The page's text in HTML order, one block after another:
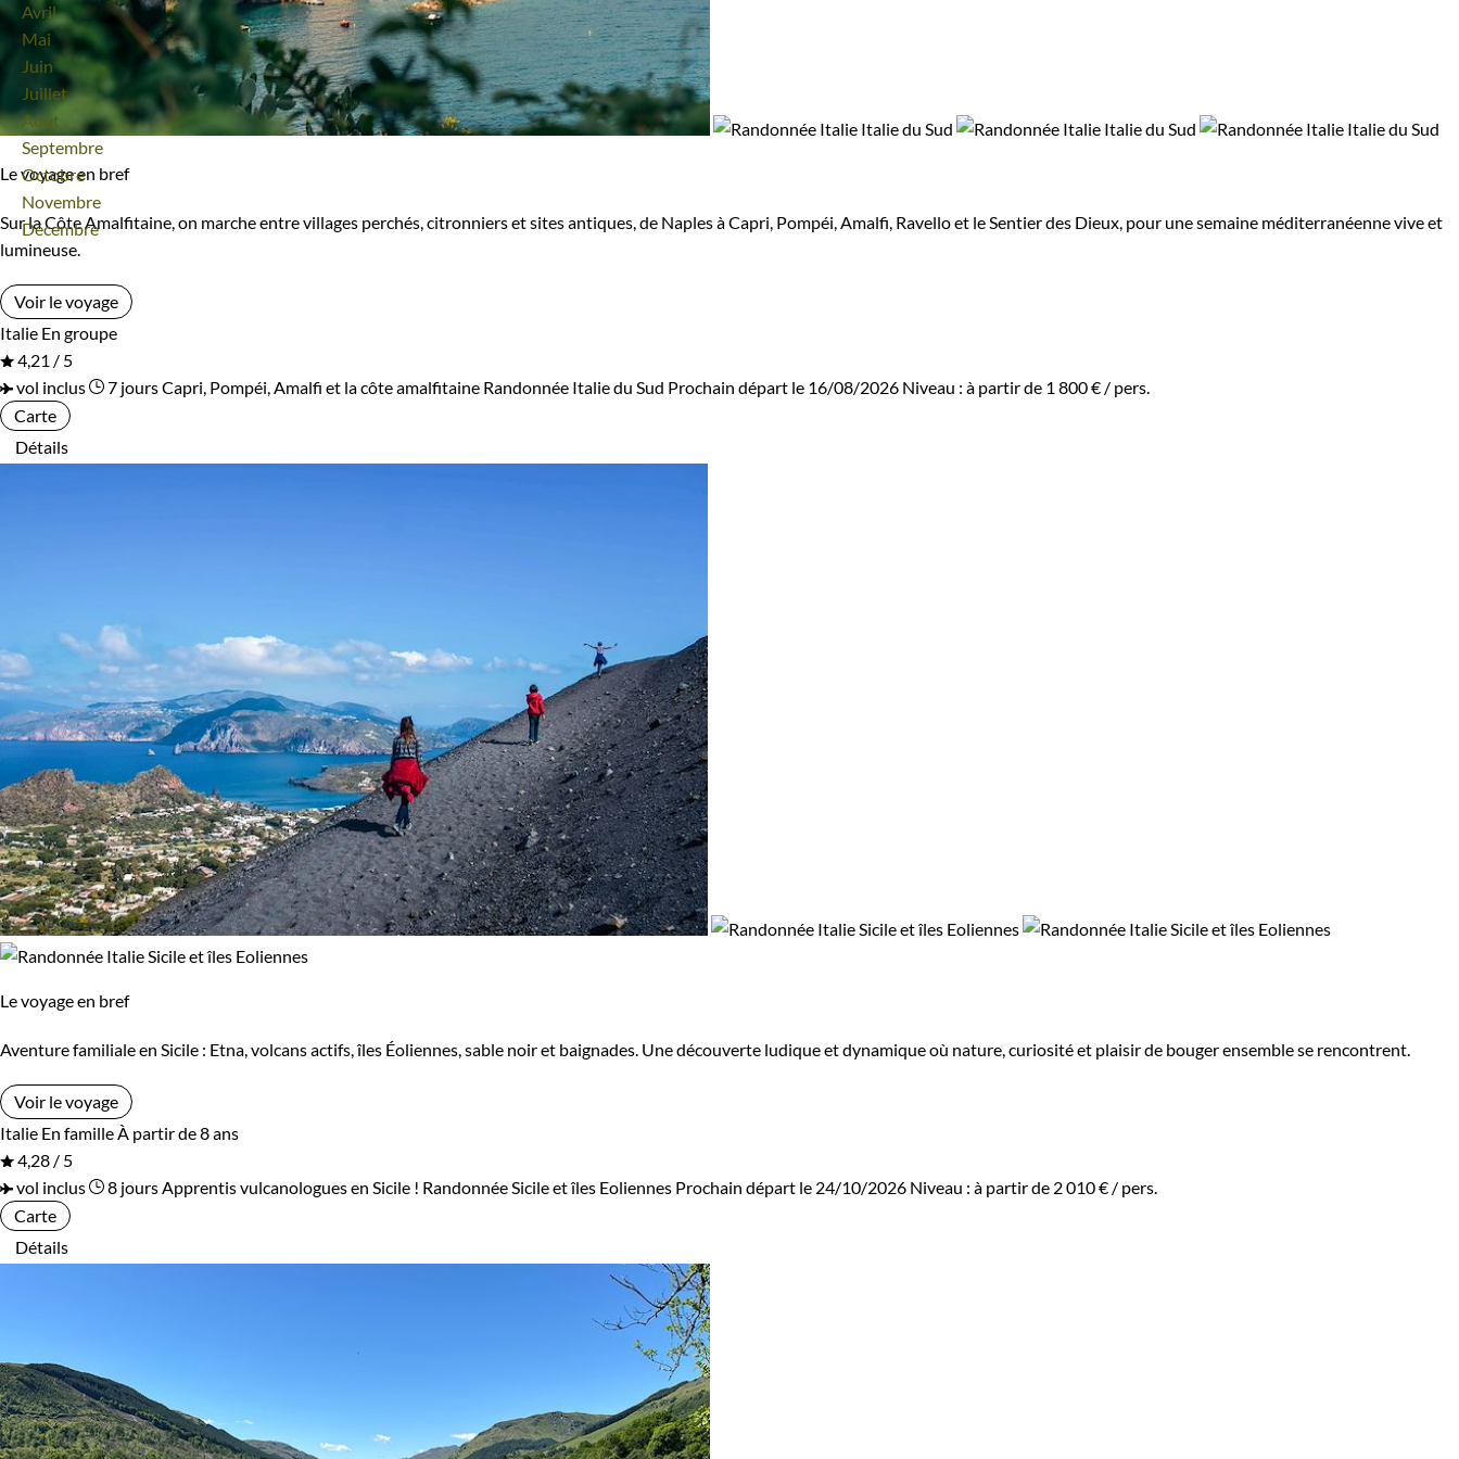
Avril
Mai
Juin
Juillet
Août
Septembre
Octobre
Novembre
Décembre
Standard Supérieur
Haut de gamme
Itinérance
Itinérant
Environnement
Bord de mer et îles Brousse et Savane
Désert
Le voyage en bref
Sur la Côte Amalfitaine, on marche entre villages perchés, citronniers et sites antiques, de Naples à Capri, Pompéi, Amalfi, Ravello et le Sentier des Dieux, pour une semaine méditerranéenne vive et
lumineuse.
Voir le voyage
Italie En groupe
4,21 / 5
vol inclus
7 joursCapri, Pompéi, Amalfi et la côte amalfitaine Randonnée Italie du Sud Prochain départ le 16/08/2026 Niveau : à partir de 1 800 € / pers.
Carte
Détails
Le voyage en bref
Aventure familiale en Sicile : Etna, volcans actifs, îles Éoliennes, sable noir et baignades. Une découverte ludique et dynamique où nature, curiosité et plaisir de bouger ensemble se rencontrent.
Voir le voyage
Italie En familleÀ partir de 8 ans
4,28 / 5
vol inclus
8 joursApprentis vulcanologues en Sicile ! Randonnée Sicile et îles Eoliennes Prochain départ le 24/10/2026 Niveau : à partir de 2 010 € / pers.
Carte
Détails